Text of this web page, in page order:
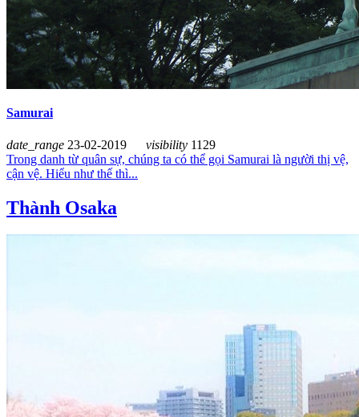
Samurai
date_range 23-02-2019 visibility 1129
Trong danh từ quân sự, chúng ta có thể gọi Samurai là người thị vệ,
cận vệ. Hiểu như thế thì...
Thành Osaka